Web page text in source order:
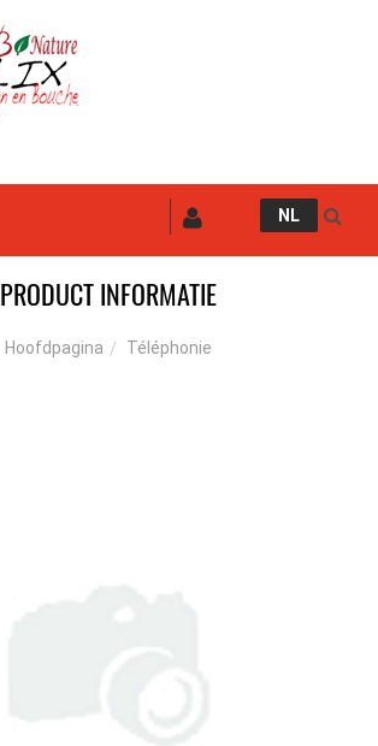
NL
PRODUCT INFORMATIE
Hoofdpagina Téléphonie